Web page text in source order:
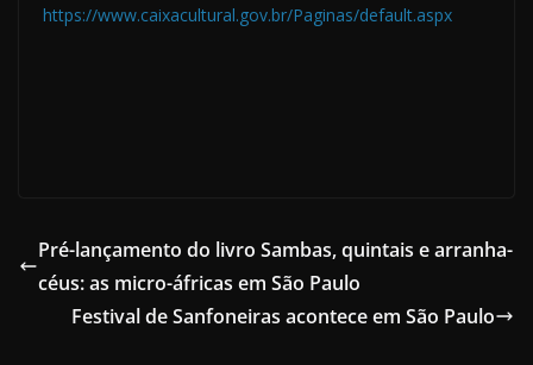
https://www.caixacultural.gov.br/Paginas/default.aspx
Pré-lançamento do livro Sambas, quintais e arranha-
céus: as micro-áfricas em São Paulo
Festival de Sanfoneiras acontece em São Paulo